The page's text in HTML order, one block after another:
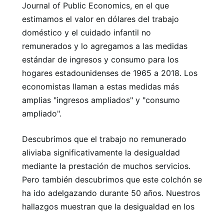
Journal of Public Economics, en el que
estimamos el valor en dólares del trabajo
doméstico y el cuidado infantil no
remunerados y lo agregamos a las medidas
estándar de ingresos y consumo para los
hogares estadounidenses de 1965 a 2018. Los
economistas llaman a estas medidas más
amplias "ingresos ampliados" y "consumo
ampliado".
Descubrimos que el trabajo no remunerado
aliviaba significativamente la desigualdad
mediante la prestación de muchos servicios.
Pero también descubrimos que este colchón se
ha ido adelgazando durante 50 años. Nuestros
hallazgos muestran que la desigualdad en los